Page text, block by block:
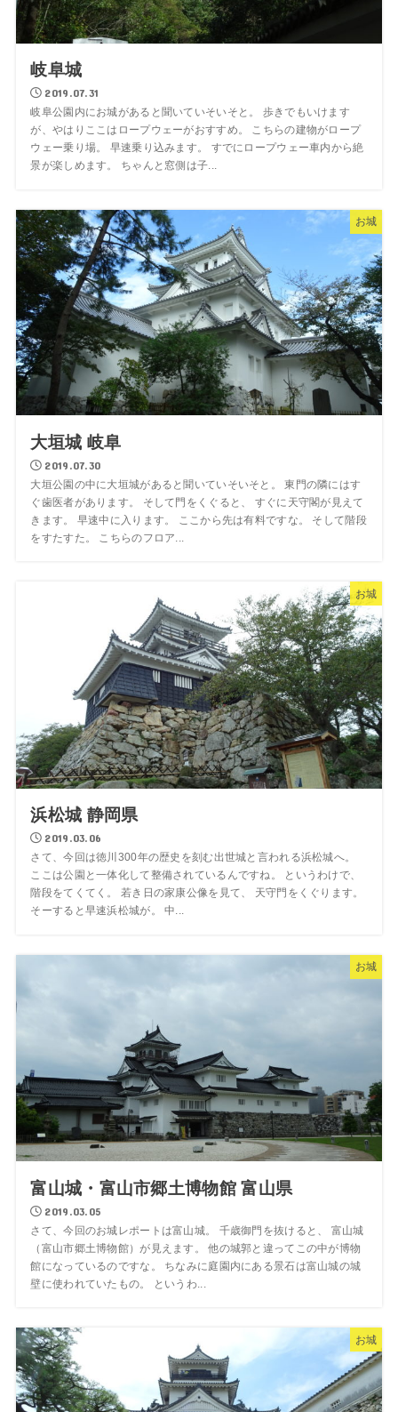
岐阜城
2019.07.31
岐阜公園内にお城があると聞いていそいそと。 歩きでもいけます
が、やはりここはロープウェーがおすすめ。 こちらの建物がロープ
ウェー乗り場。 早速乗り込みます。 すでにロープウェー車内から絶
景が楽しめます。 ちゃんと窓側は子...
お城
大垣城 岐阜
2019.07.30
大垣公園の中に大垣城があると聞いていそいそと。 東門の隣にはす
ぐ歯医者があります。 そして門をくぐると、 すぐに天守閣が見えて
きます。 早速中に入ります。 ここから先は有料ですな。 そして階段
をすたすた。 こちらのフロア...
お城
浜松城 静岡県
2019.03.06
さて、今回は徳川300年の歴史を刻む出世城と言われる浜松城へ。
ここは公園と一体化して整備されているんですね。 というわけで、
階段をてくてく。 若き日の家康公像を見て、 天守門をくぐります。
そーすると早速浜松城が。 中...
お城
富山城・富山市郷土博物館 富山県
2019.03.05
さて、今回のお城レポートは富山城。 千歳御門を抜けると、 富山城
（富山市郷土博物館）が見えます。 他の城郭と違ってこの中が博物
館になっているのですな。 ちなみに庭園内にある景石は富山城の城
壁に使われていたもの。 というわ...
お城